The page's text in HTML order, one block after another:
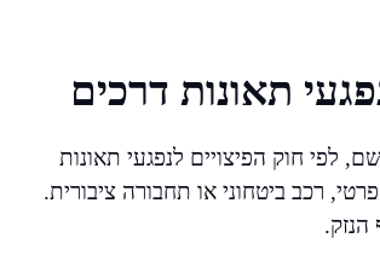
תאונות דרכים
לפי חוק הפיצויים לנפגעי תאונות
אם מדובר בכלי רכב פרטי, רכב ביטחוני או תחבורה ציבורית.
הנזק.